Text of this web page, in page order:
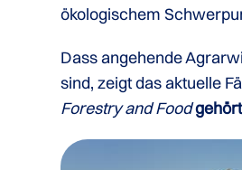
ökologischem
Dass angehende
sind, zeigt das aktuelle
Forestry and Food